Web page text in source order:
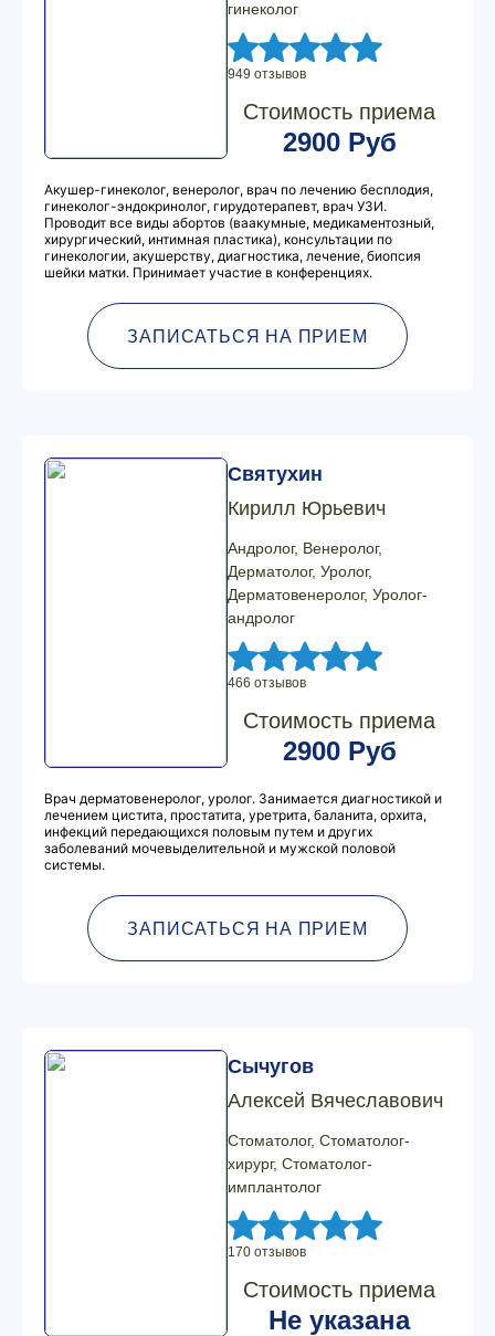
гинеколог
949 отзывов
Стоимость приема
2900 Руб
Акушер-гинеколог, венеролог, врач по лечению бесплодия,
гинеколог-эндокринолог, гирудотерапевт, врач УЗИ.
Проводит все виды абортов (ваакумные, медикаментозный,
хирургический, интимная пластика), консультации по
гинекологии, акушерству, диагностика, лечение, биопсия
шейки матки. Принимает участие в конференциях.
ЗАПИСАТЬСЯ НА ПРИЕМ
Святухин
Кирилл Юрьевич
Андролог, Венеролог,
Дерматолог, Уролог,
Дерматовенеролог, Уролог-
андролог
466 отзывов
Стоимость приема
2900 Руб
Врач дерматовенеролог, уролог. Занимается диагностикой и
лечением цистита, простатита, уретрита, баланита, орхита,
инфекций передающихся половым путем и других
заболеваний мочевыделительной и мужской половой
системы.
ЗАПИСАТЬСЯ НА ПРИЕМ
Сычугов
Алексей Вячеславович
Стоматолог, Стоматолог-
хирург, Стоматолог-
имплантолог
170 отзывов
Стоимость приема
Не указана